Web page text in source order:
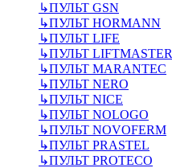
↳ПУЛЬТ GSN
↳ПУЛЬТ HORMANN
↳ПУЛЬТ LIFE
↳ПУЛЬТ LIFTMASTER
↳ПУЛЬТ MARANTEC
↳ПУЛЬТ NERO
↳ПУЛЬТ NICE
↳ПУЛЬТ NOLOGO
↳ПУЛЬТ NOVOFERM
↳ПУЛЬТ PRASTEL
↳ПУЛЬТ PROTECO